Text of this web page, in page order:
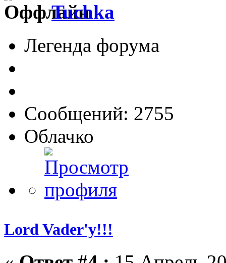
Tuchka
Легенда форума
Сообщений: 2755
Облачко
Lord Vader'у!!!